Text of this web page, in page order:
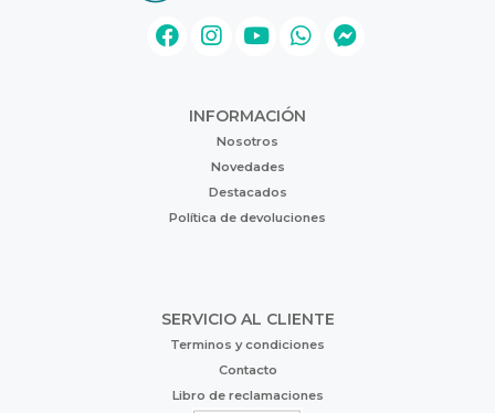
INFORMACIÓN
Nosotros
Novedades
Destacados
Política de devoluciones
SERVICIO AL CLIENTE
Terminos y condiciones
Contacto
Libro de reclamaciones